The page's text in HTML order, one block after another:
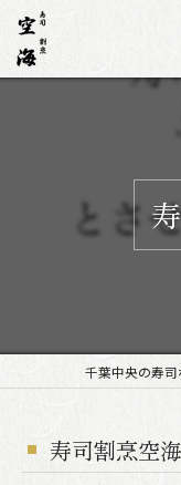
千葉中央の寿
寿司割烹空海